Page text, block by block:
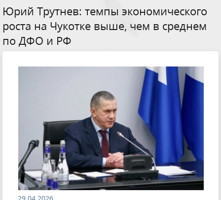
Юрий Трутнев: темпы экономического
роста на Чукотке выше, чем в среднем
по ДФО и РФ
29.04.2026